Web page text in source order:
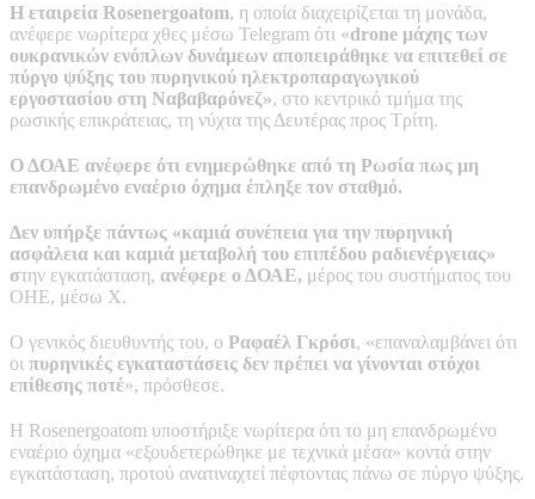
Η εταιρεία Rosenergoatom, η οποία διαχειρίζεται τη μονάδα,
ανέφερε νωρίτερα χθες μέσω Telegram ότι «drone μάχης των
ουκρανικών ενόπλων δυνάμεων αποπειράθηκε να επιτεθεί σε
πύργο ψύξης του πυρηνικού ηλεκτροπαραγωγικού
εργοστασίου στη Ναβαβαρόνεζ», στο κεντρικό τμήμα της
ρωσικής επικράτειας, τη νύχτα της Δευτέρας προς Τρίτη.
Ο ΔΟΑΕ ανέφερε ότι ενημερώθηκε από τη Ρωσία πως μη
επανδρωμένο εναέριο όχημα έπληξε τον σταθμό.
Δεν υπήρξε πάντως «καμιά συνέπεια για την πυρηνική
ασφάλεια και καμιά μεταβολή του επιπέδου ραδιενέργειας»
στην εγκατάσταση, ανέφερε ο ΔΟΑΕ, μέρος του συστήματος του
ΟΗΕ, μέσω X.
Ο γενικός διευθυντής του, ο Ραφαέλ Γκρόσι, «επαναλαμβάνει ότι
οι πυρηνικές εγκαταστάσεις δεν πρέπει να γίνονται στόχοι
επίθεσης ποτέ», πρόσθεσε.
Η Rosenergoatom υποστήριξε νωρίτερα ότι το μη επανδρωμένο
εναέριο όχημα «εξουδετερώθηκε με τεχνικά μέσα» κοντά στην
εγκατάσταση, προτού ανατιναχτεί πέφτοντας πάνω σε πύργο ψύξης.